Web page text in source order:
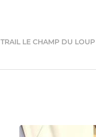
TRAIL LE CHAMP DU LOUP